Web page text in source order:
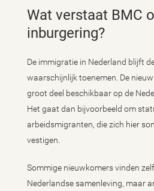
Wat verstaat BMC onder
inburgering?
De immigratie in Nederland blijft
waarschijnlijk toenemen. De
groot deel beschikbaar op de
Het gaat dan bijvoorbeeld om
arbeidsmigranten, die zich hier
vestigen.
Sommige nieuwkomers vinden
Nederlandse samenleving, maar